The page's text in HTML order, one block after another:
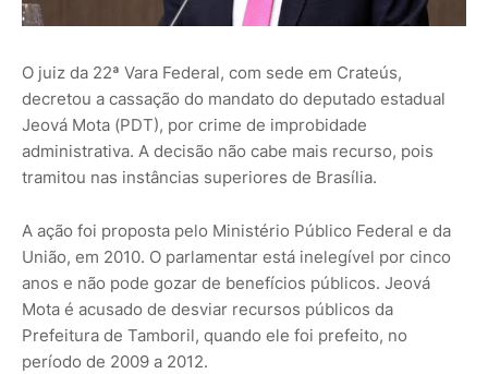
O juiz da 22ª Vara Federal, com sede em Crateús,
decretou a cassação do mandato do deputado estadual
Jeová Mota (PDT), por crime de improbidade
administrativa. A decisão não cabe mais recurso, pois
tramitou nas instâncias superiores de Brasília.
A ação foi proposta pelo Ministério Público Federal e da
União, em 2010. O parlamentar está inelegível por cinco
anos e não pode gozar de benefícios públicos. Jeová
Mota é acusado de desviar recursos públicos da
Prefeitura de Tamboril, quando ele foi prefeito, no
período de 2009 a 2012.